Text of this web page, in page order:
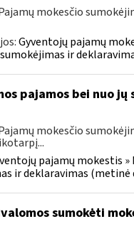
mokesčio
Gyventojų pajamų
ir
pajamos bei nuo jų
mokesčio
pajamų mokestis
ir deklaravimas (metinė
sumokėti